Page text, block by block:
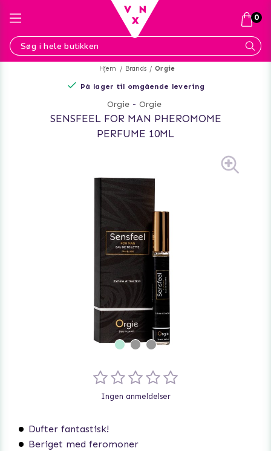
Hjem Brands Orgie
På lager til omgående levering
Orgie - Orgie
SENSFEEL FOR MAN PHEROMOME
PERFUME 10ML
Dufter fantastisk!
Beriget med feromoner
Ingen anmeldelser
0